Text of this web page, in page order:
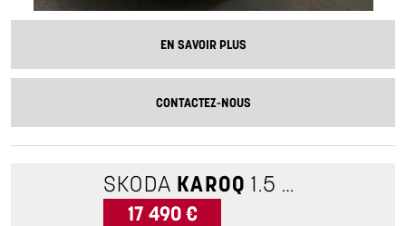
EN SAVOIR PLUS
CONTACTEZ-NOUS
SKODA KAROQ 1.5 TSI ACT 150 AMBITION DSG7
17 490 €